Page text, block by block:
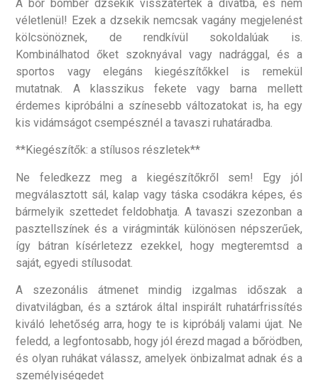
A bőr bomber dzsekik visszatértek a divatba, és nem
véletlenül! Ezek a dzsekik nemcsak vagány megjelenést
kölcsönöznek, de rendkívül sokoldalúak is.
Kombinálhatod őket szoknyával vagy nadrággal, és a
sportos vagy elegáns kiegészítőkkel is remekül
mutatnak. A klasszikus fekete vagy barna mellett
érdemes kipróbálni a színesebb változatokat is, ha egy
kis vidámságot csempésznél a tavaszi ruhatáradba.
**Kiegészítők: a stílusos részletek**
Ne feledkezz meg a kiegészítőkről sem! Egy jól
megválasztott sál, kalap vagy táska csodákra képes, és
bármelyik szettedet feldobhatja. A tavaszi szezonban a
pasztellszínek és a virágminták különösen népszerűek,
így bátran kísérletezz ezekkel, hogy megteremtsd a
saját, egyedi stílusodat.
A szezonális átmenet mindig izgalmas időszak a
divatvilágban, és a sztárok által inspirált ruhatárfrissítés
kiváló lehetőség arra, hogy te is kipróbálj valami újat. Ne
feledd, a legfontosabb, hogy jól érezd magad a bőrödben,
és olyan ruhákat válassz, amelyek önbizalmat adnak és a
személyiségedet